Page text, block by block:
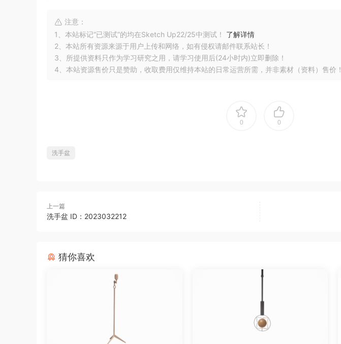
注意：
1、本站标记“已测试”的均在Sketch Up22/25中测试！ 了解详情
2、本站所有资源来源于用户上传和网络，如有侵权请邮件联系站长！
3、所提供资料只作为学习研究之用，请学习使用后(24小时内)立即删除！
4、本站资源售价只是赞助，收取费用仅维持本站的日常运营所需，并非素材（资料）售价！
0 0
洗手盆
上一篇
洗手盆 ID：2023032212
猜你喜欢